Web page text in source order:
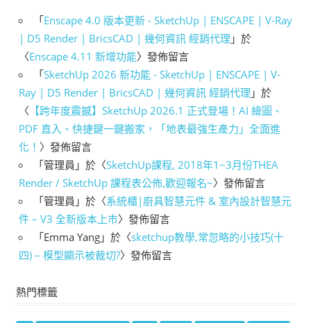
「Enscape 4.0 版本更新 - SketchUp | ENSCAPE | V-Ray
| D5 Render | BricsCAD | 幾何資訊 經銷代理 」於
〈Enscape 4.11 新增功能〉發佈留言
「SketchUp 2026 新功能 - SketchUp | ENSCAPE | V-
Ray | D5 Render | BricsCAD | 幾何資訊 經銷代理 」於
〈 【跨年度震撼】SketchUp 2026.1 正式登場！AI 繪圖、
PDF 直入、快捷鍵一鍵搬家，「地表最強生產力」全面進
化！ 〉發佈留言
「管理員 」於〈SketchUp課程, 2018年1~3月份THEA
Render / SketchUp 課程表公佈,歡迎報名~〉發佈留言
「管理員 」於〈系統櫃|廚具智慧元件 & 室內設計智慧元
件 – V3 全新版本上市〉發佈留言
「Emma Yang 」於〈sketchup教學,常忽略的小技巧(十
四) – 模型顯示被裁切?〉發佈留言
熱門標籤